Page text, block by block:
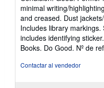
5
minimal writing/
and creased. Dust
Includes library
includes identifying
Books. Do Good. Nº de
Contactar al vendedor